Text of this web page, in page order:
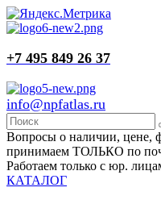
+7 495 849 26 37
info@npfatlas.ru
Вопросы о наличии, цене,
принимаем ТОЛЬКО по
Работаем только с юр.
КАТАЛОГ